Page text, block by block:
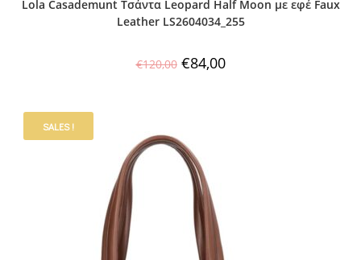
Lola Casademunt Τσάντα Leopard Half Moon με εφέ Faux
Leather LS2604034_255
€120,00 €84,00
SALES !